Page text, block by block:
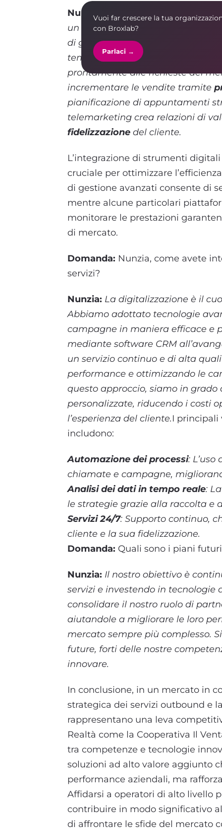
Nunzia: Il telemarketing facilita il
un dialogo immediato e mirato.
di generarelead qualificati
tempo reale, dando l’opportunità
prontamente alle richieste del
incrementare le vendite tramite
pianificazione di appuntamenti
telemarketing crea relazioni di
fidelizzazione del cliente.
L’integrazione di strumenti
cruciale per ottimizzare
di gestione avanzati consente di
mentre alcune particolari
monitorare le prestazioni
di mercato.
Domanda: Nunzia, come avete
servizi?
Nunzia: La digitalizzazione è il
Abbiamo adottato tecnologie
campagne in maniera efficace e
mediante software CRM
un servizio continuo e di alta
performance e ottimizzando le
questo approccio, siamo in
personalizzate, riducendo i costi
l’esperienza del cliente.I
includono:
Automazione dei processi:
chiamate e campagne,
Analisi dei dati in tempo reale:
le strategie grazie alla raccolta e
Servizi 24/7: Supporto continuo,
cliente e la sua fidelizzazione.
Domanda: Quali sono i piani
Nunzia: Il nostro obiettivo è
servizi e investendo in tecnologie
consolidare il nostro ruolo di
aiutandole a migliorare le loro
mercato sempre più complesso.
future, forti delle nostre
innovare.
In conclusione, in un mercato in
strategica dei servizi outbound e
rappresentano una leva
Realtà come la Cooperativa Il
tra competenze e tecnologie
soluzioni ad alto valore aggiunto
performance aziendali, ma
Affidarsi a operatori di alto livello
contribuire in modo significativo
di affrontare le sfide del mercato
Vuoi far crescere la tua
con Broxlab?
Parlaci →